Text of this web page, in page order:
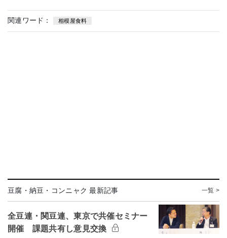
関連ワード： 相模屋食料
豆腐・納豆・コンニャク 最新記事 一覧 >
全豆連・関豆連、東京で共催セミナー
開催 課題共有し意見交換